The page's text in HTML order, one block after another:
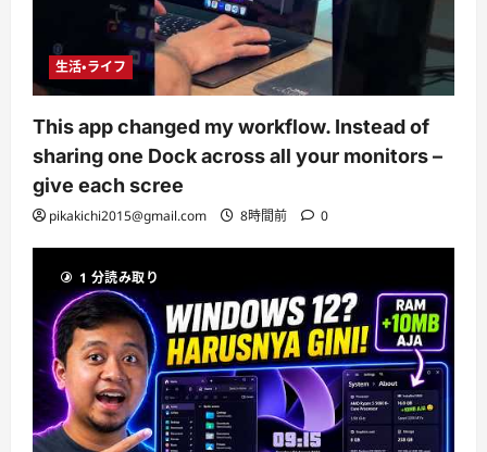
生活・ライフ
This app changed my workflow. Instead of
sharing one Dock across all your monitors –
give each scree
pikakichi2015@gmail.com 8時間前 0
1 分読み取り